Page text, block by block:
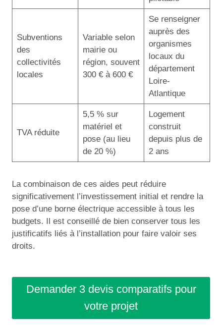
Subventions
des
collectivités
locales
Variable selon
mairie ou
région, souvent
300 € à 600 €
Se renseigner
auprès des
organismes
locaux du
département
Loire-
Atlantique
TVA réduite
5,5 % sur
matériel et
pose (au lieu
de 20 %)
Logement
construit
depuis plus de
2 ans
La combinaison de ces aides peut réduire
significativement l’investissement initial et rendre la
pose d’une borne électrique accessible à tous les
budgets. Il est conseillé de bien conserver tous les
justificatifs liés à l’installation pour faire valoir ses
droits.
Demander 3 devis comparatifs pour
votre projet